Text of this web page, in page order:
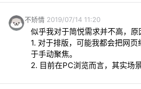
不矫情 2019/07/14 11:20
似乎我对于简悦需求并不高，原
1. 对于排版，可能我都会把网
于手动聚焦。
2. 目前在PC浏览而言，其实场